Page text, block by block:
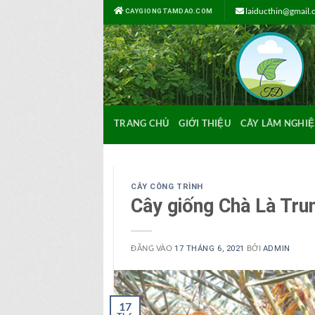
CAYGIONGTAMDAO.COM
TRANG CHỦ GIỚI THIỆU CÂY LÂM
CÂY CÔNG TRÌNH
Cây giống Chà Là
ĐĂNG VÀO17 THÁNG 6, 2021 BỞI ADMIN
17